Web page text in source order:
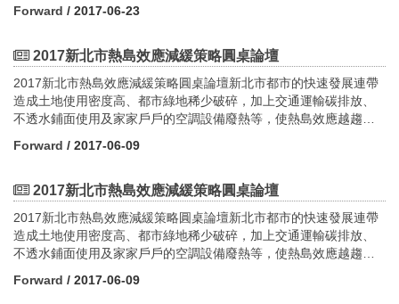
留歷史痕跡，並且賦予文創新意，深獲民眾好評，使睽違了80多年
https://goo.gl/D4SVQ2Facebook活動頁面連結：
https://goo.gl/R7Fjju
大家一起找出在地議題、凝聚共識，共同推動「舊區再生」。一、
旅遊、環境生態、綠能產業、安全防災及健康生活為5大構面，納入
產業園區、商業中心、住宅社區等3類共20處競圖範圍，擇定規劃設
計基地提出解決當地問題、提升生活品質的可行設計方案。2. 徵件
期間：106/6/7至106/8/163. 報名網址：歡迎至競圖網站
(sectaipei.ippi.org.tw)線上免費報名。4. 獎勵資訊：總獎金超過10
16日－設計競圖徵件。(2)2017年7月1日起，地政局與文化局將舉辦
共10餘場在地⼯作坊，透過和在地居⺠、⾥⻑、社區發展協會或組
織、業者及學術團體等之意⾒交流與互動討論，提出在地需求與特
⾊，並凝聚共識。(3)2017年8月18日－設計競圖初選。(4)2017年8
月25日－設計競圖決選。(5)2017年9月14~15日－設計競圖頒獎典
的智慧城市展等多項展出機會。⼀系列的活動資訊，會陸續在競圖
Forward / 2017-06-23
2017新北市熱島效應減緩策略圓桌論壇
2017新北市熱島效應減緩策略圓桌論壇新北市都市的快速發展連帶
造成土地使用密度高、都市綠地稀少破碎，加上交通運輸碳排放、
不透水鋪面使用及家家戶戶的空調設備廢熱等，使熱島效應越趨嚴
市政府城鄉發展局於106年6月29日（四）舉辦「2017新北市熱島效
果，並邀請國內外專家學者與會，從都市氣候圖、都市風廊、都市
者、公部門政策執行者及民間各單位團體對於都市熱島退燒觀念，
進而提升新北市都市生活環境品質，實現都市永續發展之目標。此
外透過相關議題之研討，共同回饋至新北市熱島議題，達到概念宣
導與經驗交流的雙重效益。 【論壇資訊】時間：106/6/29 09:00-
Forward / 2017-06-09
2017新北市熱島效應減緩策略圓桌論壇
2017新北市熱島效應減緩策略圓桌論壇新北市都市的快速發展連帶
造成土地使用密度高、都市綠地稀少破碎，加上交通運輸碳排放、
不透水鋪面使用及家家戶戶的空調設備廢熱等，使熱島效應越趨嚴
市政府城鄉發展局於106年6月29日（四）舉辦「2017新北市熱島效
Forward / 2017-06-09